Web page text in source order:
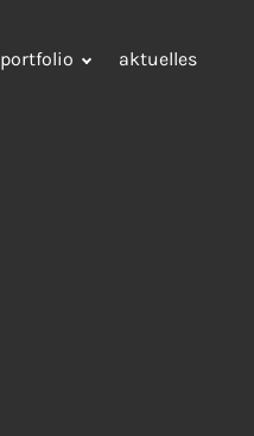
portfolio aktuelles